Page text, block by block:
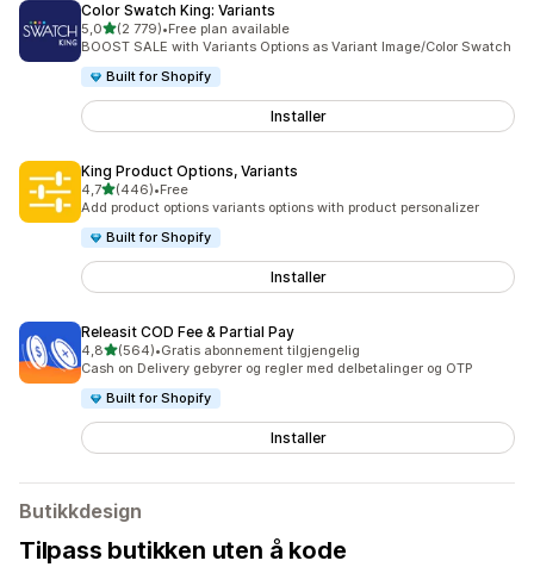
Color Swatch King: Variants
5,0av 5 stjerner
(2 779)
Totalt 2779 omtaler
•Free plan available
BOOST SALE with Variants Options as Variant Image/Color Swatch
Built for Shopify
Installer
King Product Options, Variants
4,7av 5 stjerner
(446)
Totalt 446 omtaler
•Free
Add product options variants options with product personalizer
Built for Shopify
Installer
Releasit COD Fee & Partial Pay
4,8av 5 stjerner
(564)
Totalt 564 omtaler
•Gratis abonnement tilgjengelig
Cash on Delivery gebyrer og regler med delbetalinger og OTP
Built for Shopify
Installer
Butikkdesign
Tilpass butikken uten å kode